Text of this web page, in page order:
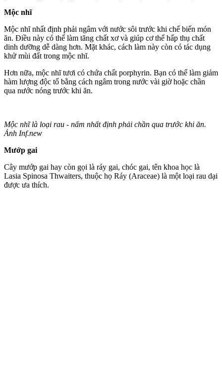
Mộc nhĩ
Mộc nhĩ nhất định phải ngâm với nước sôi trước khi chế biến món
ăn. Điều này có thể làm tăng chất xơ và giúp c‌ơ th‌ể hấp thụ chất
dinh dưỡng dễ dàng hơn. Mặt khác, cách làm này còn có tác dụng
khử mùi đất trong mộc nhĩ.
Hơn nữa, mộc nhĩ tươi có chứa chất porphyrin. Bạn có thể làm giảm
hàm lượng độc tố bằng cách ngâm trong nước vài giờ hoặc chần
qua nước nóng trước khi ăn.
Mộc nhĩ là loại rau - nấm nhất định phải chần qua trước khi ăn.
Ảnh Inf.new
Mướp gai
Cây mướp gai hay còn gọi là ráy gai, chóc gai, tên khoa học là
Lasia Spinosa Thwaiters, thuộc họ Ráy (Araceae) là một loại rau dại
được ưa thích.